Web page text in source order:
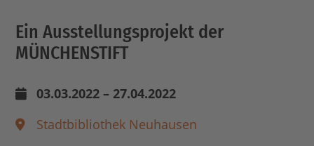
Ein Ausstellungsprojekt der
MÜNCHENSTIFT
03.03.2022 – 27.04.2022
Stadtbibliothek Neuhausen